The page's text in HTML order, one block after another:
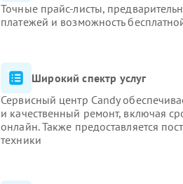
Точные прайс-листы,
платежей и возможность
Широкий спектр услуг
Сервисный центр Candy
и качественный ремонт, включая
онлайн. Также предоставляется
техники